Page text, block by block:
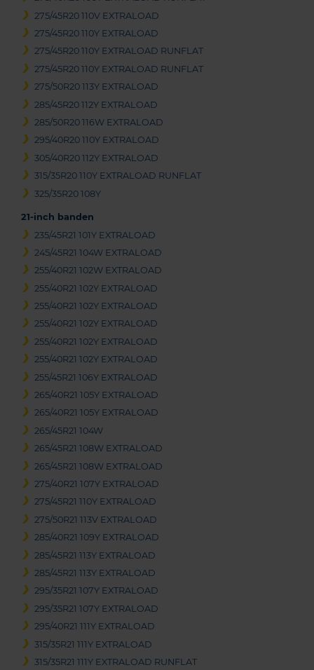
275/45R20 110V EXTRALOAD
275/45R20 110Y EXTRALOAD
275/45R20 110Y EXTRALOAD RUNFLAT
275/45R20 110Y EXTRALOAD RUNFLAT
275/50R20 113Y EXTRALOAD
285/45R20 112Y EXTRALOAD
285/50R20 116W EXTRALOAD
295/40R20 110Y EXTRALOAD
305/40R20 112Y EXTRALOAD
315/35R20 110Y EXTRALOAD RUNFLAT
325/35R20 108Y
21-inch banden
235/45R21 101Y EXTRALOAD
245/45R21 104W EXTRALOAD
255/40R21 102W EXTRALOAD
255/40R21 102Y EXTRALOAD
255/40R21 102Y EXTRALOAD
255/40R21 102Y EXTRALOAD
255/40R21 102Y EXTRALOAD
255/40R21 102Y EXTRALOAD
255/45R21 106Y EXTRALOAD
265/40R21 105Y EXTRALOAD
265/40R21 105Y EXTRALOAD
265/45R21 104W
265/45R21 108W EXTRALOAD
265/45R21 108W EXTRALOAD
275/40R21 107Y EXTRALOAD
275/45R21 110Y EXTRALOAD
275/50R21 113V EXTRALOAD
285/40R21 109Y EXTRALOAD
285/45R21 113Y EXTRALOAD
285/45R21 113Y EXTRALOAD
295/35R21 107Y EXTRALOAD
295/35R21 107Y EXTRALOAD
295/40R21 111Y EXTRALOAD
315/35R21 111Y EXTRALOAD
315/35R21 111Y EXTRALOAD RUNFLAT